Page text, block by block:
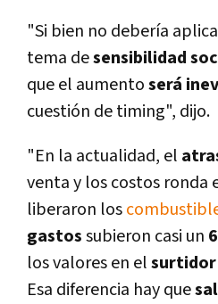
"Si bien no deberí­a
tema desensibilidad
que el aumentoserá
cuestión de timing", dijo.
"En la actualidad, el
venta y los costos ronda
liberaron los
gastossubieron casi un
los valoresen elsurtidor
Esa diferencia hay que